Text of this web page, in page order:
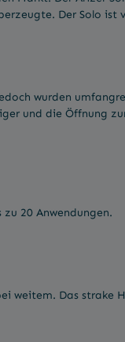
Der Solo
wurden
und die Öffnung
20 Anwendungen.
weitem. Das strake